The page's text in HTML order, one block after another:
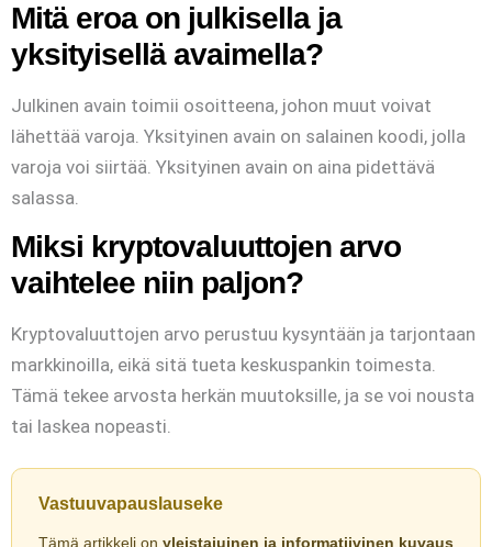
Mitä eroa on julkisella ja
yksityisellä avaimella?
Julkinen avain toimii osoitteena, johon muut voivat
lähettää varoja. Yksityinen avain on salainen koodi, jolla
varoja voi siirtää. Yksityinen avain on aina pidettävä
salassa.
Miksi kryptovaluuttojen arvo
vaihtelee niin paljon?
Kryptovaluuttojen arvo perustuu kysyntään ja tarjontaan
markkinoilla, eikä sitä tueta keskuspankin toimesta.
Tämä tekee arvosta herkän muutoksille, ja se voi nousta
tai laskea nopeasti.
Vastuuvapauslauseke
Tämä artikkeli on yleistajuinen ja informatiivinen kuvaus